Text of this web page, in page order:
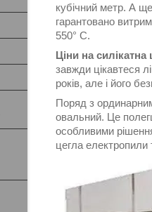
кубічний метр. А
гарантовано
550° C.
Ціни на силікатна
завжди цікавтеся
років, але і його
Поряд з
овальний. Це
особливими
цегла електропили